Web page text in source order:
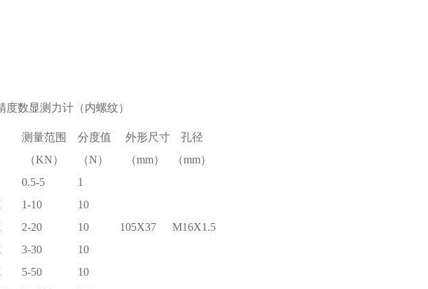
度数显测力计 （内螺纹）
测量范围
（KN）
分度值
（N）
外形尺寸
（mm）
孔径
（mm）
0.5-5 1
105X37 M16X1.5
1-10
10
2-20
10
3-30
10
5-50
10